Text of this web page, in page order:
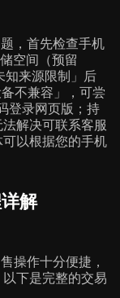
，首先检查手机
空间（预留
知来源限制」后
不兼容」，可尝
登录网页版；持
解决可联系客服
以根据您的手机
解
操作十分便捷，
下是完整的交易